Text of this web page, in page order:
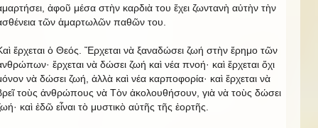
ἀφοῦ μέσα στὴν καρδιὰ του ἔχει ζωντανὴ αὐτὴν τὴν
τῶν ἁμαρτωλῶν παθῶν του.
ἔρχεται ὁ Θεός. Ἔρχεται νὰ ξαναδώσει ζωή στὴν ἔρημο τῶν
ἔρχεται νὰ δώσει ζωή καὶ νέα πνοή· καὶ ἔρχεται ὄχι
νὰ δώσει ζωή, ἀλλὰ καὶ νέα καρποφορία· καὶ ἔρχεται νὰ
τοὺς ἀνθρώπους νὰ Τὸν ἀκολουθήσουν, γιὰ νὰ τοὺς δώσει
καὶ ἐδῶ εἶναι τὸ μυστικὸ αὐτῆς τῆς ἑορτῆς.